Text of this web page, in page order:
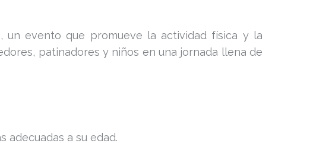
un evento que promueve la actividad física y la
patinadores y niños en una jornada llena de
adecuadas a su edad.